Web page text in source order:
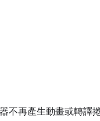
不再產生動畫或轉譯